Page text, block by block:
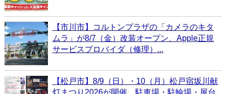
【市川市】コルトンプラザの「カメラのキタ
ムラ」が8/7（金）改装オープン、Apple正規
サービスプロバイダ（修理）...
【松戸市】8/9（日）・10（月）松戸宿坂川献
灯まつり2026が開催、駐車場・駐輪場・屋台